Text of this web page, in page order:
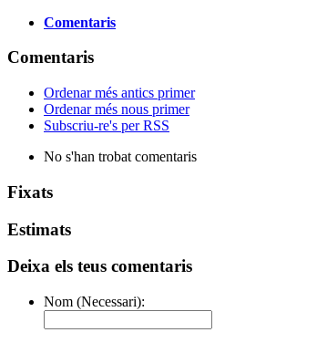
Comentaris
Comentaris
Ordenar més antics primer
Ordenar més nous primer
Subscriu-re's per RSS
No s'han trobat comentaris
Fixats
Estimats
Deixa els teus comentaris
Nom (Necessari):